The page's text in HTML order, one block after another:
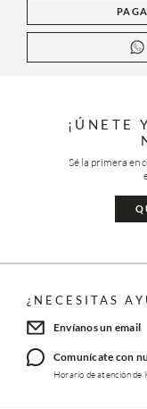
¡ÚNETE
Sé la primera en
¿NECESITAS
Envíanos un email
Comunícate con
Horario de atención de